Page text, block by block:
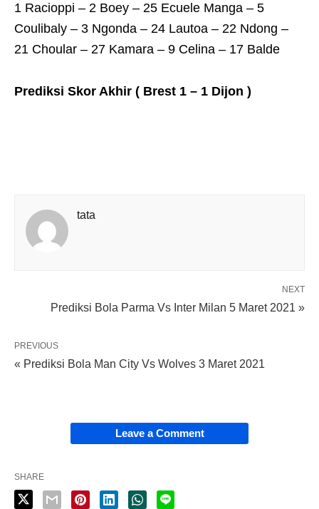
1 Racioppi – 2 Boey – 25 Ecuele Manga – 5
Coulibaly – 3 Ngonda – 24 Lautoa – 22 Ndong –
21 Choular – 27 Kamara – 9 Celina – 17 Balde
Prediksi Skor Akhir ( Brest 1 – 1 Dijon )
tata
NEXT
Prediksi Bola Parma Vs Inter Milan 5 Maret 2021 »
PREVIOUS
« Prediksi Bola Man City Vs Wolves 3 Maret 2021
Leave a Comment
SHARE